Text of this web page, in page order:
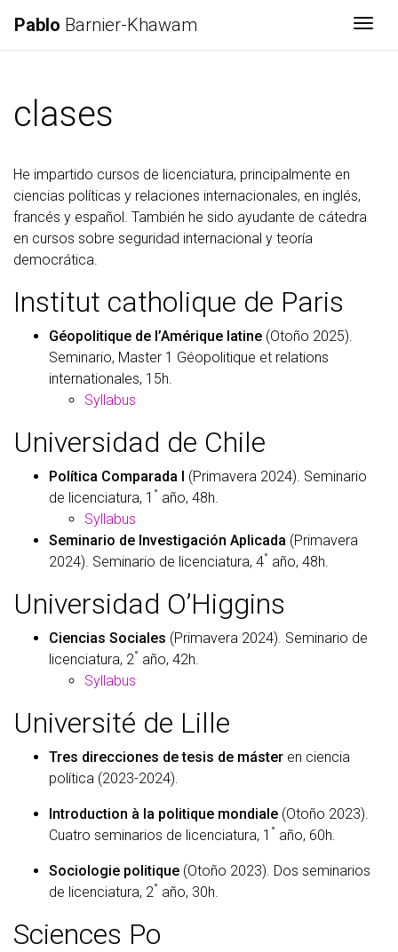
Pablo Barnier-Khawam
clases
He impartido cursos de licenciatura, principalmente en
ciencias políticas y relaciones internacionales, en inglés,
francés y español. También he sido ayudante de cátedra
en cursos sobre seguridad internacional y teoría
democrática.
Institut catholique de Paris
Géopolitique de l’Amérique latine (Otoño 2025).
Seminario, Master 1 Géopolitique et relations
internationales, 15h.
Syllabus
Universidad de Chile
Política Comparada I (Primavera 2024). Seminario
de licenciatura, 1 ° año, 48h.
Syllabus
Seminario de Investigación Aplicada (Primavera
2024). Seminario de licenciatura, 4° año, 48h.
Universidad O’Higgins
Ciencias Sociales (Primavera 2024). Seminario de
licenciatura, 2° año, 42h.
Syllabus
Université de Lille
Tres direcciones de tesis de máster en ciencia
política (2023-2024).
Introduction à la politique mondiale (Otoño 2023).
Cuatro seminarios de licenciatura, 1 ° año, 60h.
Sociologie politique (Otoño 2023). Dos seminarios
de licenciatura, 2° año, 30h.
Sciences Po